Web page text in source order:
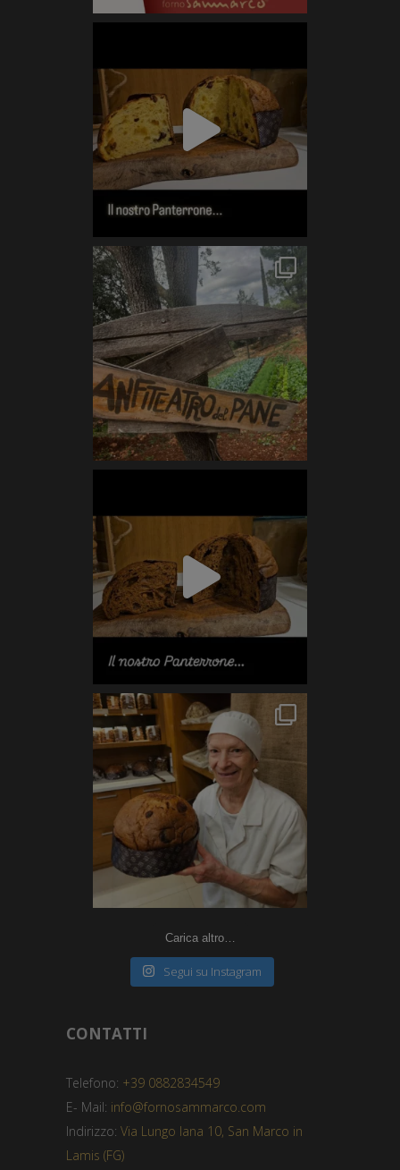
Carica altro…
Segui su Instagram
CONTATTI
Telefono: +39 0882834549
E- Mail: info@fornosammarco.com
Indirizzo: Via Lungo Iana 10, San Marco in
Lamis (FG)